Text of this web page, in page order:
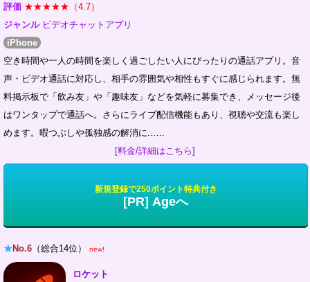
評価 ★★★★★（4.7）
ジャンル ビデオチャットアプリ
iPhone
空き時間や一人の時間を楽しく過ごしたい人にぴったりの通話アプリ。音
声・ビデオ通話に対応し、相手の雰囲気や相性もすぐに感じられます。無
料掲示板で「飲み友」や「趣味友」などを気軽に募集でき、メッセージ後
はワンタップで通話へ。さらにライブ配信機能もあり、視聴や交流も楽し
めます。暇つぶしや孤独感の解消に...…
[料金/詳細はこちら]
新規登録で250ポイント特典付き
[PR] Ageへ
★No.6 （総合14位） new!
ロケット